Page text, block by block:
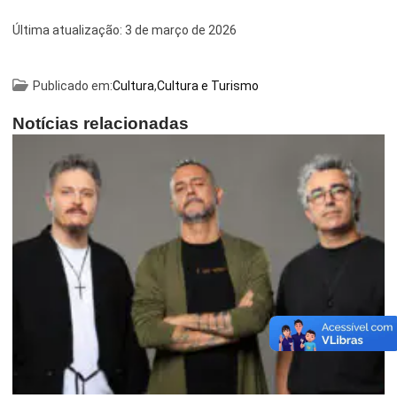
Última atualização: 3 de março de 2026
Publicado em:Cultura,Cultura e Turismo
Notícias relacionadas